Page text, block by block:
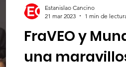
FraVEO y
una
Estanislao Cancino
21 mar 2023
1 min de